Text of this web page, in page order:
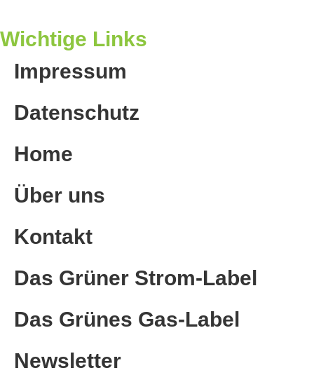
Wichtige Links
Impressum
Datenschutz
Home
Über uns
Kontakt
Das Grüner Strom-Label
Das Grünes Gas-Label
Newsletter